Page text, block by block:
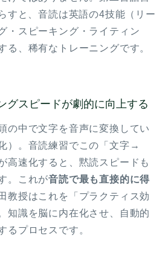
すと、音読は英語の4技能（リー
・スピーキング・ライティン
る、稀有なトレーニングです。
スピードが劇的に向上する
の中で文字を音声に変換してい
）。音読練習でこの「文字→
高速化すると、黙読スピードも
。これが音読で最も直接的に得
教授はこれを「プラクティス効
知識を脳に内在化させ、自動的
るプロセスです。